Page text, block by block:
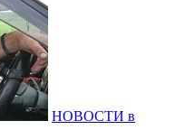
НОВОСТИ в